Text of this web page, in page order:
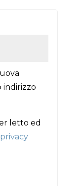
indirizzo
letto ed
privacy